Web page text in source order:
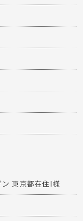
東京都在住I様